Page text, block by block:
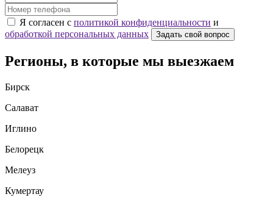
Я согласен с политикой конфиденциальности и
обработкой персональных данных
Задать свой вопрос
Регионы, в которые мы выезжаем
Бирск
Салават
Иглино
Белорецк
Мелеуз
Кумертау